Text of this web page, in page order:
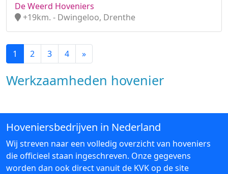
De Weerd Hoveniers
+19km. - Dwingeloo, Drenthe
1 2 3 4 »
Werkzaamheden hovenier
Hoveniersbedrijven in Nederland
Wij streven naar een volledig overzicht van hoveniers
die officieel staan ingeschreven. Onze gegevens
worden dan ook direct vanuit de KVK op de site